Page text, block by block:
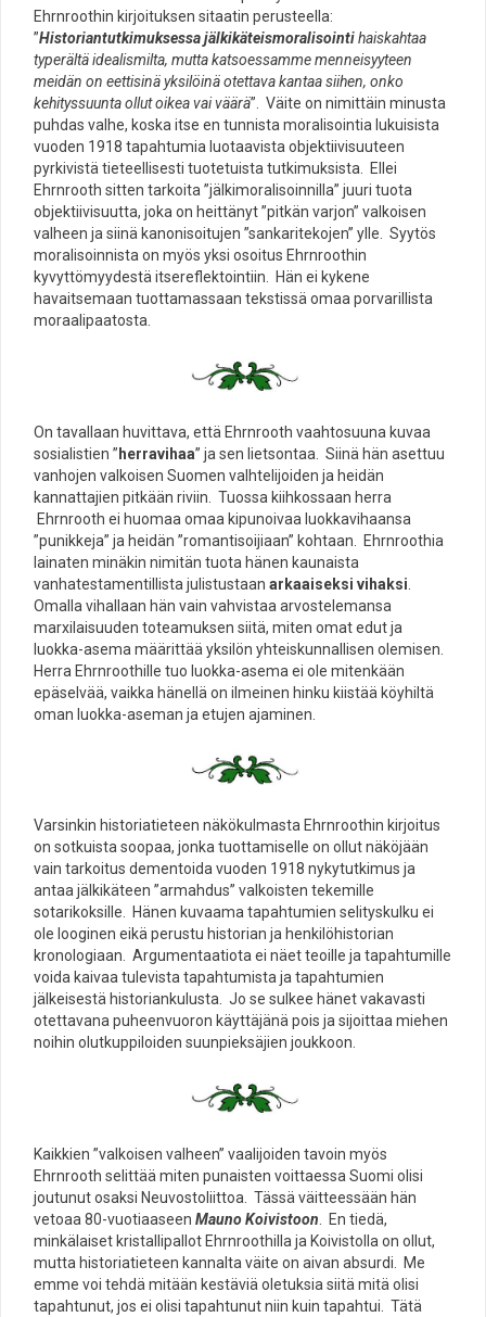
Ehrnroothin kirjoituksen sitaatin perusteella:
”Historiantutkimuksessa jälkikäteismoralisointihaiskahtaa
typerältä idealismilta, mutta katsoessamme menneisyyteen
meidän on eettisinä yksilöinä otettava kantaa siihen, onko
kehityssuunta ollut oikea vai väärä”. Väite on nimittäin minusta
puhdas valhe, koska itse en tunnista moralisointia lukuisista
vuoden 1918 tapahtumia luotaavista objektiivisuuteen
pyrkivistä tieteellisesti tuotetuista tutkimuksista. Ellei
Ehrnrooth sitten tarkoita ”jälkimoralisoinnilla” juuri tuota
objektiivisuutta, joka on heittänyt ”pitkän varjon” valkoisen
valheen ja siinä kanonisoitujen ”sankaritekojen” ylle. Syytös
moralisoinnista on myös yksi osoitus Ehrnroothin
kyvyttömyydestä itsereflektointiin. Hän ei kykene
havaitsemaan tuottamassaan tekstissä omaa porvarillista
moraalipaatosta.
On tavallaan huvittava, että Ehrnrooth vaahtosuuna kuvaa
sosialistien ”herravihaa” ja sen lietsontaa. Siinä hän asettuu
vanhojen valkoisen Suomen valhtelijoiden ja heidän
kannattajien pitkään riviin. Tuossa kiihkossaan herra
Ehrnrooth ei huomaa omaa kipunoivaa luokkavihaansa
”punikkeja” ja heidän ”romantisoijiaan” kohtaan. Ehrnroothia
lainaten minäkin nimitän tuota hänen kaunaista
vanhatestamentillista julistustaan arkaaiseksi vihaksi
Omalla vihallaan hän vain vahvistaa arvostelemansa
marxilaisuuden toteamuksen siitä, miten omat edut ja
luokka-asema määrittää yksilön yhteiskunnallisen olemisen.
Herra Ehrnroothille tuo luokka-asema ei ole mitenkään
epäselvää, vaikka hänellä on ilmeinen hinku kiistää köyhiltä
oman luokka-aseman ja etujen ajaminen.
Varsinkin historiatieteen näkökulmasta Ehrnroothin kirjoitus
on sotkuista soopaa, jonka tuottamiselle on ollut näköjään
vain tarkoitus dementoida vuoden 1918 nykytutkimus ja
antaa jälkikäteen ”armahdus” valkoisten tekemille
sotarikoksille. Hänen kuvaama tapahtumien selityskulku ei
ole looginen eikä perustu historian ja henkilöhistorian
kronologiaan. Argumentaatiota ei näet teoille ja tapahtumille
voida kaivaa tulevista tapahtumista ja tapahtumien
jälkeisestä historiankulusta. Jo se sulkee hänet vakavasti
otettavana puheenvuoron käyttäjänä pois ja sijoittaa miehen
noihin olutkuppiloiden suunpieksäjien joukkoon.
Kaikkien ”valkoisen valheen” vaalijoiden tavoin myös
Ehrnrooth selittää miten punaisten voittaessa Suomi olisi
joutunut osaksi Neuvostoliittoa. Tässä väitteessään hän
vetoaa 80-vuotiaaseen Mauno Koivistoon . En tiedä,
minkälaiset kristallipallot Ehrnroothilla ja Koivistolla on ollut,
mutta historiatieteen kannalta väite on aivan absurdi. Me
emme voi tehdä mitään kestäviä oletuksia siitä mitä olisi
tapahtunut, jos ei olisi tapahtunut niin kuin tapahtui. Tätä